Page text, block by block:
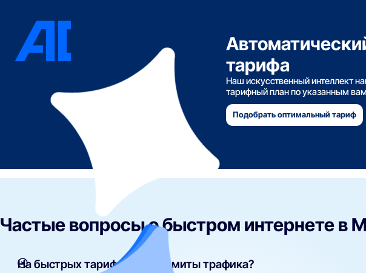
тарифа
Наш искусственный интеллект
тарифный план по указанным
Подобрать оптимальный тариф
Частые вопросы о быстром интернете в
На быстрых тарифах есть лимиты трафика?